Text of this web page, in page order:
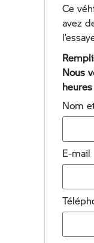
Ce
avez
Nous
Nom
E-mail